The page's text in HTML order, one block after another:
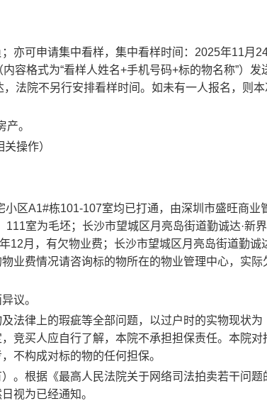
亦可申请集中看样，集中看样时间： 2025年11月
内容格式为“看样人姓名+手机号码+标的物名称”）发
法院不另行安排看样时间。如未有一人报名，则本
产。
操作）
小区A1#栋101-107室均已打通，由深圳市盛旺商业
111室为毛坯；长沙市望城区月亮岛街道勤诚达·新
年12月，有欠物业费；长沙市望城区月亮岛街道勤诚
业费情况请咨询标的物所在的物业管理中心，实际
议。
法律上的瑕疵等全部问题，以过户时的实物现状为
竞买人应自行了解，本院不承担担保责任。本院对
不构成对标的物的任何担保。
。根据《最高人民法院关于网络司法拍卖若干问题
视为已经通知。